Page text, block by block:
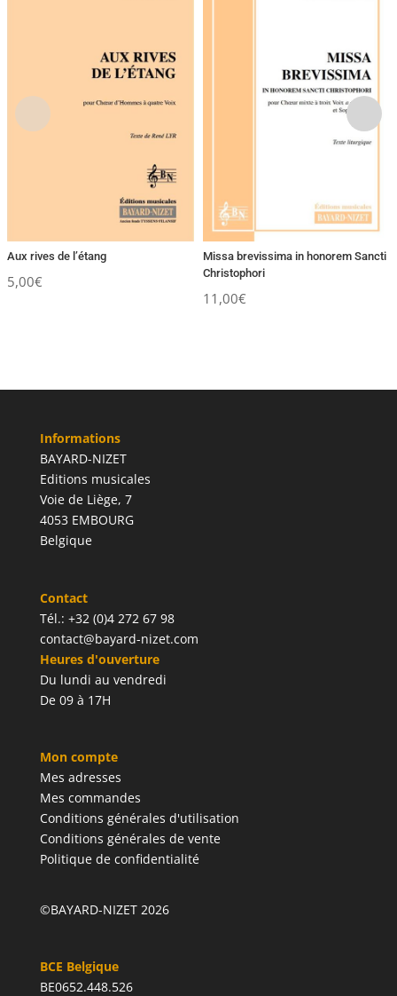
Aux rives de l’étang
5,00€
Missa brevissima in honorem Sancti
Christophori
11,00€
Informations
BAYARD-NIZET
Editions musicales
Voie de Liège, 7
4053 EMBOURG
Belgique
Contact
Tél.: +32 (0)4 272 67 98
contact@bayard-nizet.com
Heures d'ouverture
Du lundi au vendredi
De 09 à 17H
Mon compte
Mes adresses
Mes commandes
Conditions générales d'utilisation
Conditions générales de vente
Politique de confidentialité
©BAYARD-NIZET 2026
BCE Belgique
BE0652.448.526